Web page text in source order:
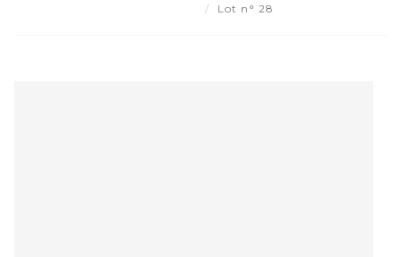
Lot n° 28